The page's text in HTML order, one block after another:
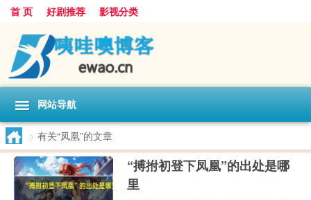
首 页 好剧推荐 影视分类
网站导航
> 有关“凤凰”的文章
“搏拊初登下凤凰”的出处是哪
里